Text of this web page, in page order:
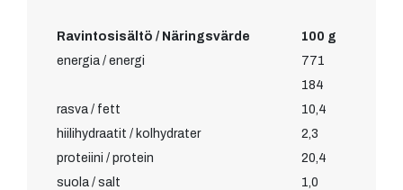
Ravintosisältö / Näringsvärde
100 g
energia / energi
771
184
rasva / fett
10,4
hiilihydraatit / kolhydrater
2,3
proteiini / protein
20,4
suola / salt
1,0